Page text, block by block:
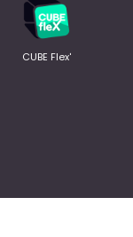
CUBE Flex'